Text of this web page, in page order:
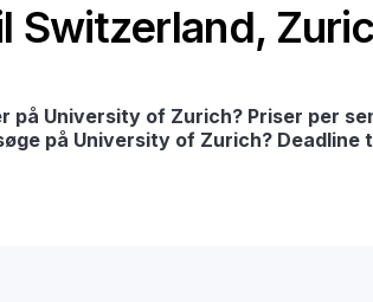
Switzerland,
på University of Zurich? Priser per
på University of Zurich?